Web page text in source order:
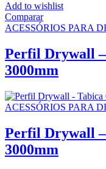
Add to wishlist
Comparar
ACESSÓRIOS PARA
Perfil Drywall
3000mm
ACESSÓRIOS PARA
Perfil Drywall
3000mm